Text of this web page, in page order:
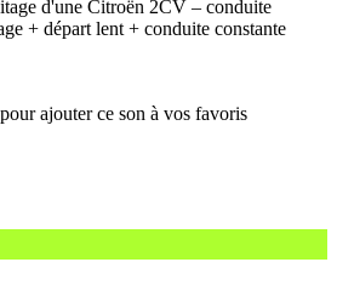
d'une Citroën 2CV – conduite
+ départ lent + conduite constante